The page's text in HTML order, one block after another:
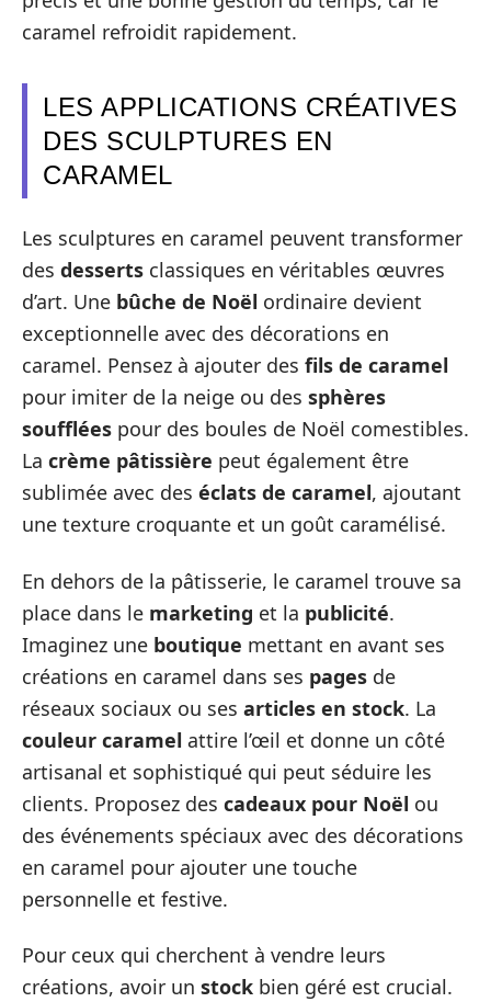
caramel refroidit rapidement.
LES APPLICATIONS CRÉATIVES
DES SCULPTURES EN
CARAMEL
Les sculptures en caramel peuvent transformer
des desserts classiques en véritables œuvres
d’art. Une bûche de Noël ordinaire devient
exceptionnelle avec des décorations en
caramel. Pensez à ajouter des fils de caramel
pour imiter de la neige ou des sphères
soufflées pour des boules de Noël comestibles.
La crème pâtissière peut également être
sublimée avec des éclats de caramel, ajoutant
une texture croquante et un goût caramélisé.
En dehors de la pâtisserie, le caramel trouve sa
place dans le marketing et la publicité.
Imaginez une boutique mettant en avant ses
créations en caramel dans ses pages de
réseaux sociaux ou ses articles en stock. La
couleur caramel attire l’œil et donne un côté
artisanal et sophistiqué qui peut séduire les
clients. Proposez des cadeaux pour Noël ou
des événements spéciaux avec des décorations
en caramel pour ajouter une touche
personnelle et festive.
Pour ceux qui cherchent à vendre leurs
créations, avoir un stock bien géré est crucial.